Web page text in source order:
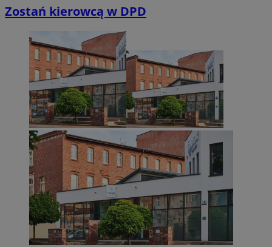
Zostań kierowcą w DPD
Niezbędne Wydajność Targetowanie
Niezbędne pliki cookie umożliwiają korzystanie z podstawowych
takich jak logowanie użytkownika i zarządzanie kontem. Bez
można prawidłowo korzystać ze strony internetowej.
Nazwa
Provider/
Domena
SessID
sosnowiecki.pl
QeSessID sosnowiecki.pl
MvSessID sosnowiecki.pl
euds .rfihub.com